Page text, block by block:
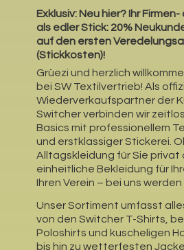
Exklusiv: Neu hier? Ihr
als edler Stick: 20%
auf den ersten
(Stickkosten)!
Grüezi und herzlich
bei SW Textilvertrieb! Als
Wiederverkaufspartner der
Switcher verbinden wir
Basics mit professionellem
und erstklassiger Stickerei.
Alltagskleidung für Sie
einheitliche Bekleidung für
Ihren Verein – bei uns
Unser Sortiment umfasst
von den Switcher T-Shirts,
Poloshirts und kuscheligen
bis hin zu wetterfesten